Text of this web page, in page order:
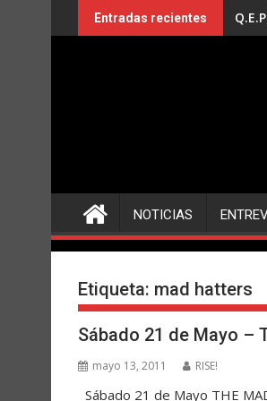
al
Entradas recientes
NOTICIAS
Etiqueta: mad hatters
Sábado 21 de Mayo –
mayo 13, 2011 RISE!
Sábado 21 de Mayo THE